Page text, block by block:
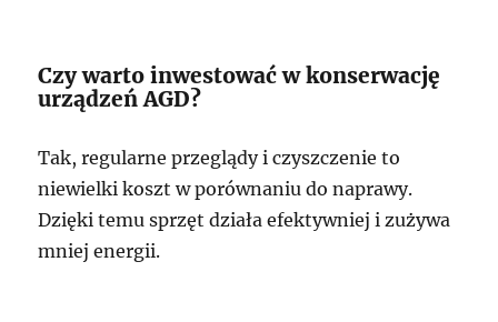
Czy warto inwestować w konserwację
urządzeń AGD?
Tak, regularne przeglądy i czyszczenie to
niewielki koszt w porównaniu do naprawy.
Dzięki temu sprzęt działa efektywniej i zużywa
mniej energii.